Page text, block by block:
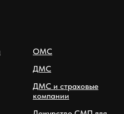
ОМС
ДМС
ДМС и страховые
компании